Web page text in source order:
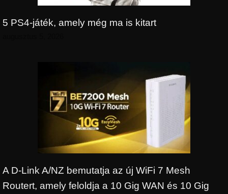
5 PS4-játék, amely még ma is kitart
A D-Link A/NZ bemutatja az új WiFi 7 Mesh
Routert, amely feloldja a 10 Gig WAN és 10 Gig